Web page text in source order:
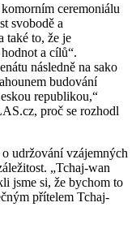
ceremoniálu
svobodě a
také to, že je
a cílů“.
následně na sako
budování
republikou,“
proč se rozhodl
udržování vzájemných
„Tchaj-wan
jsme si, že bychom to
přítelem Tchaj-